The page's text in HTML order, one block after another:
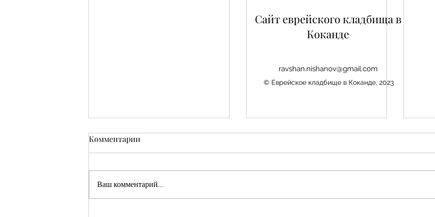
Комментарии
Ваш комментарий...
Сайт еврейского кладбища в
Коканде
ravshan.nishanov@gmail.com
© Еврейское кладбище в Коканде, 2023